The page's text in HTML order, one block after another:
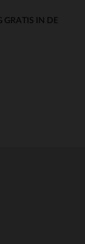
GRATIS IN DE